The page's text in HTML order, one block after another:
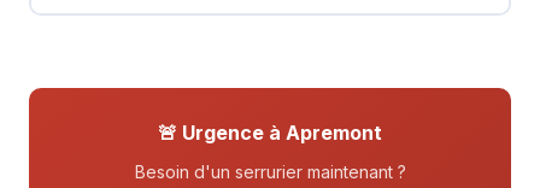
🚨 Urgence à Apremont
Besoin d'un serrurier maintenant ?